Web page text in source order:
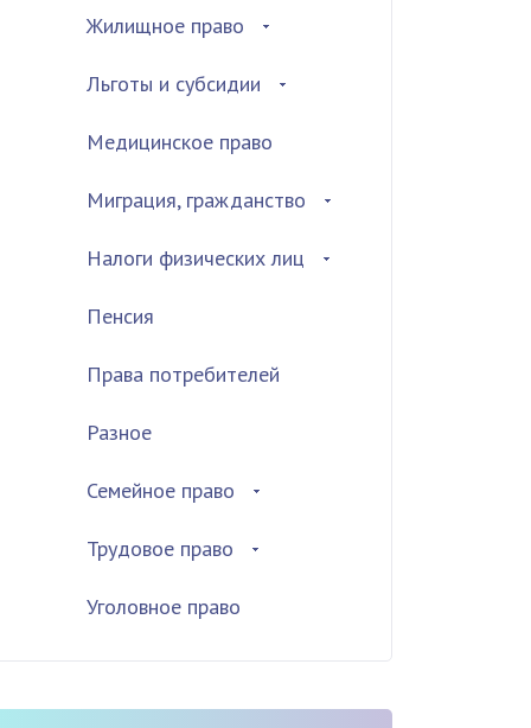
Жилищное право
Льготы и субсидии
Медицинское право
Миграция, гражданство
Налоги физических лиц
Пенсия
Права потребителей
Разное
Семейное право
Трудовое право
Уголовное право